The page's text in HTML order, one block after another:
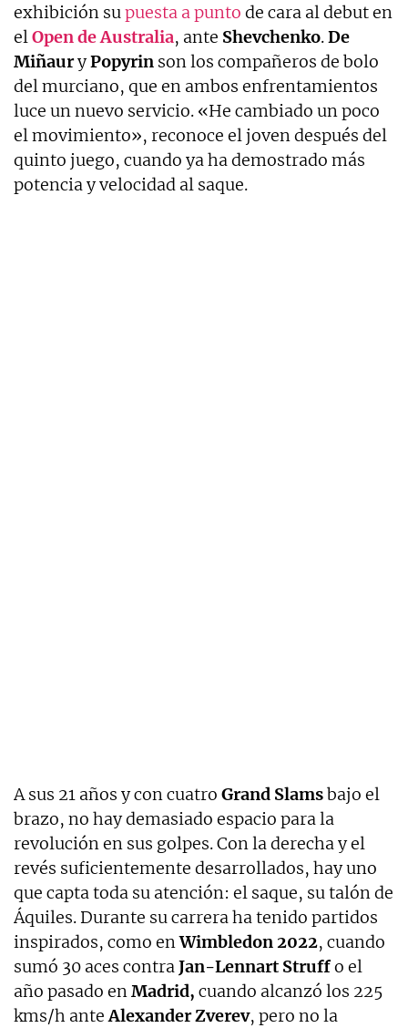
exhibición supuesta a punto de cara al debut en
elOpen de Australia, ante Shevchenko.De
MiñauryPopyrin son los compañeros de bolo
del murciano, que en ambos enfrentamientos
luce un nuevo servicio. «He cambiado un poco
el movimiento», reconoce el joven después del
quinto juego, cuando ya ha demostrado más
potencia y velocidad al saque.
A sus 21 años y con cuatro Grand Slamsbajo el
brazo, no hay demasiado espacio para la
revolución en sus golpes. Con la derecha y el
revés suficientemente desarrollados, hay uno
que capta toda su atención: el saque, su talón de
Áquiles. Durante su carrera ha tenido partidos
inspirados, como enWimbledon 2022, cuando
sumó 30 aces contraJan-Lennart Struffo el
año pasado enMadrid, cuando alcanzó los 225
kms/h anteAlexander Zverev, pero no la